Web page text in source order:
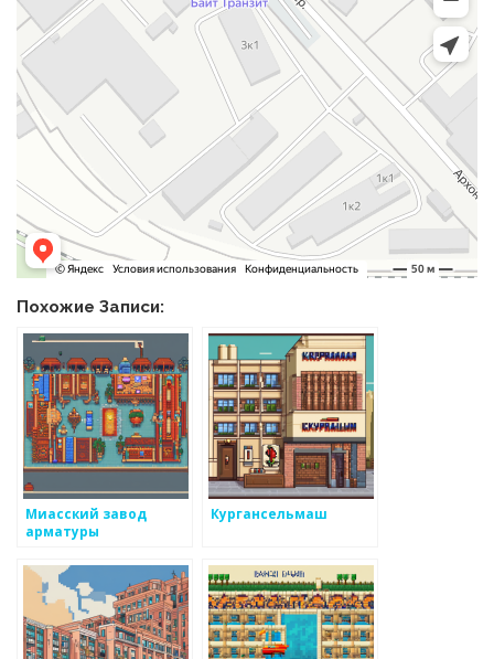
Похожие Записи:
Миасский завод
арматуры
Кургансельмаш